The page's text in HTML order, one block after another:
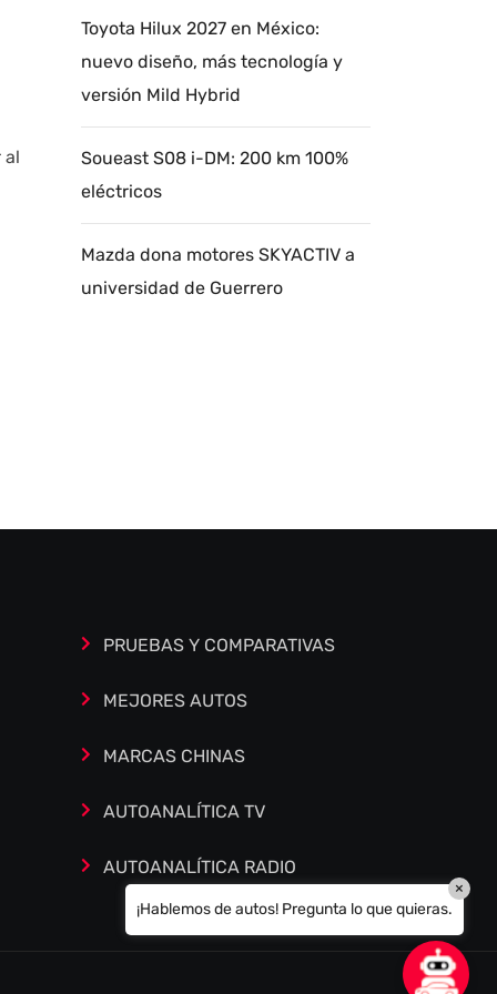
al
Toyota Hilux 2027 en México:
nuevo diseño, más tecnología y
versión Mild Hybrid
Soueast S08 i-DM: 200 km 100%
eléctricos
Mazda dona motores SKYACTIV a
universidad de Guerrero
PRUEBAS Y COMPARATIVAS
MEJORES AUTOS
MARCAS CHINAS
AUTOANALÍTICA TV
AUTOANALÍTICA RADIO
IA en desarrollo. Autoanalítica optimiza
¡Hablemos de autos! Pregunta lo que quieras.
×